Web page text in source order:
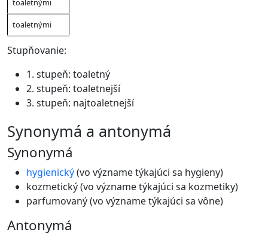
toaletnými
toaletnými
Stupňovanie:
1. stupeň: toaletný
2. stupeň: toaletnejší
3. stupeň: najtoaletnejší
synonymá a antonymá
Synonymá
hygienický(vo význame týkajúci sa hygieny)
kozmetický (vo význame týkajúci sa kozmetiky)
parfumovaný (vo význame týkajúci sa vône)
Antonymá